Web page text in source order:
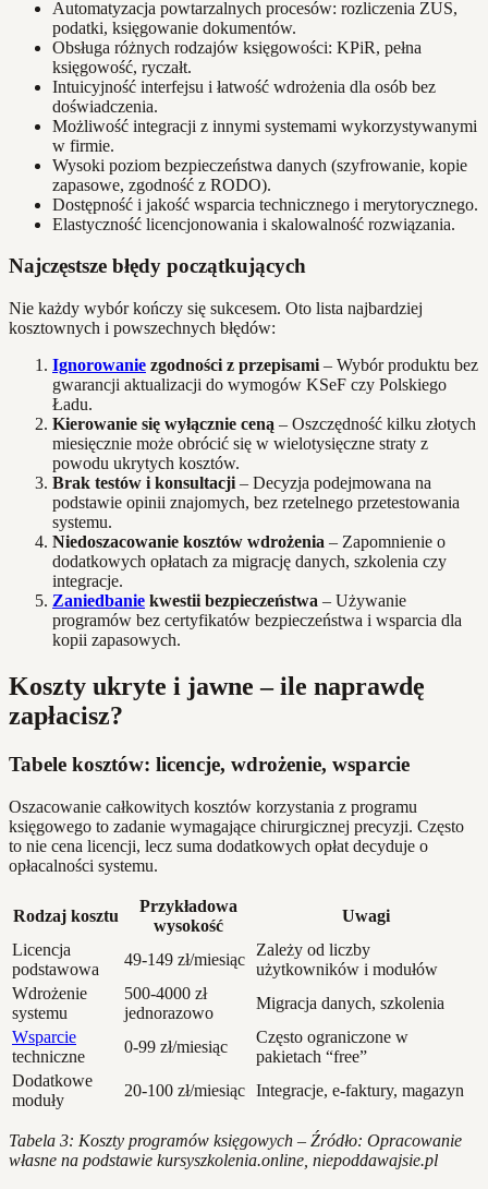
Automatyzacja powtarzalnych procesów: rozliczenia ZUS,
podatki, księgowanie dokumentów.
Obsługa różnych rodzajów księgowości: KPiR, pełna
księgowość, ryczałt.
Intuicyjność interfejsu i łatwość wdrożenia dla osób bez
doświadczenia.
Możliwość integracji z innymi systemami wykorzystywanymi
w firmie.
Wysoki poziom bezpieczeństwa danych (szyfrowanie, kopie
zapasowe, zgodność z RODO).
Dostępność i jakość wsparcia technicznego i merytorycznego.
Elastyczność licencjonowania i skalowalność rozwiązania.
Najczęstsze błędy początkujących
Nie każdy wybór kończy się sukcesem. Oto lista najbardziej
kosztownych i powszechnych błędów:
Ignorowanie zgodności z przepisami – Wybór produktu bez
gwarancji aktualizacji do wymogów KSeF czy Polskiego
Ładu.
Kierowanie się wyłącznie ceną – Oszczędność kilku złotych
miesięcznie może obrócić się w wielotysięczne straty z
powodu ukrytych kosztów.
Brak testów i konsultacji – Decyzja podejmowana na
podstawie opinii znajomych, bez rzetelnego przetestowania
systemu.
Niedoszacowanie kosztów wdrożenia – Zapomnienie o
dodatkowych opłatach za migrację danych, szkolenia czy
integracje.
Zaniedbanie kwestii bezpieczeństwa – Używanie
programów bez certyfikatów bezpieczeństwa i wsparcia dla
kopii zapasowych.
Koszty ukryte i jawne – ile naprawdę
zapłacisz?
Tabele kosztów: licencje, wdrożenie, wsparcie
Oszacowanie całkowitych kosztów korzystania z programu
księgowego to zadanie wymagające chirurgicznej precyzji. Często
to nie cena licencji, lecz suma dodatkowych opłat decyduje o
opłacalności systemu.
Rodzaj kosztu
Przykładowa
wysokość
Uwagi
Licencja
podstawowa
49-149 zł/miesiąc
Zależy od liczby
użytkowników i modułów
Wdrożenie
systemu
500-4000 zł
jednorazowo
Migracja danych, szkolenia
Wsparcie
techniczne
0-99 zł/miesiąc
Często ograniczone w
pakietach “free”
Dodatkowe
moduły
20-100 zł/miesiąc Integracje, e-faktury, magazyn
Tabela 3: Koszty programów księgowych – Źródło: Opracowanie
własne na podstawie kursyszkolenia.online, niepoddawajsie.pl